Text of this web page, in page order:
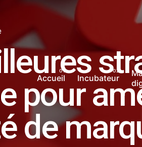
Accueil Incubateur
pour
de